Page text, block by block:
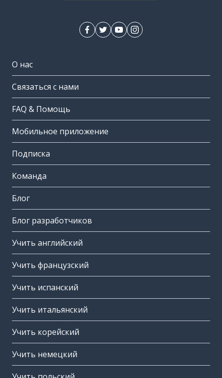
О нас
Связаться с нами
FAQ & Помощь
Мобильное приложение
Подписка
Команда
Блог
Блог разработчиков
Учить английский
Учить французский
Учить испанский
Учить итальянский
Учить корейский
Учить немецкий